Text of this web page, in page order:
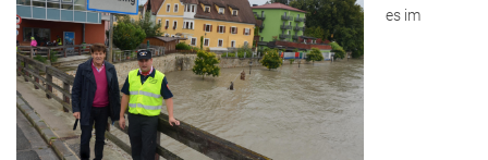
es im